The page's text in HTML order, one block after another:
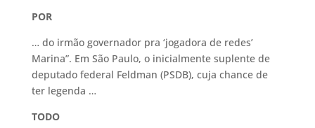
POR
… do irmão governador pra ‘jogadora de redes’
Marina”. Em São Paulo, o inicialmente suplente de
deputado federal Feldman (PSDB), cuja chance de
ter legenda …
TODO